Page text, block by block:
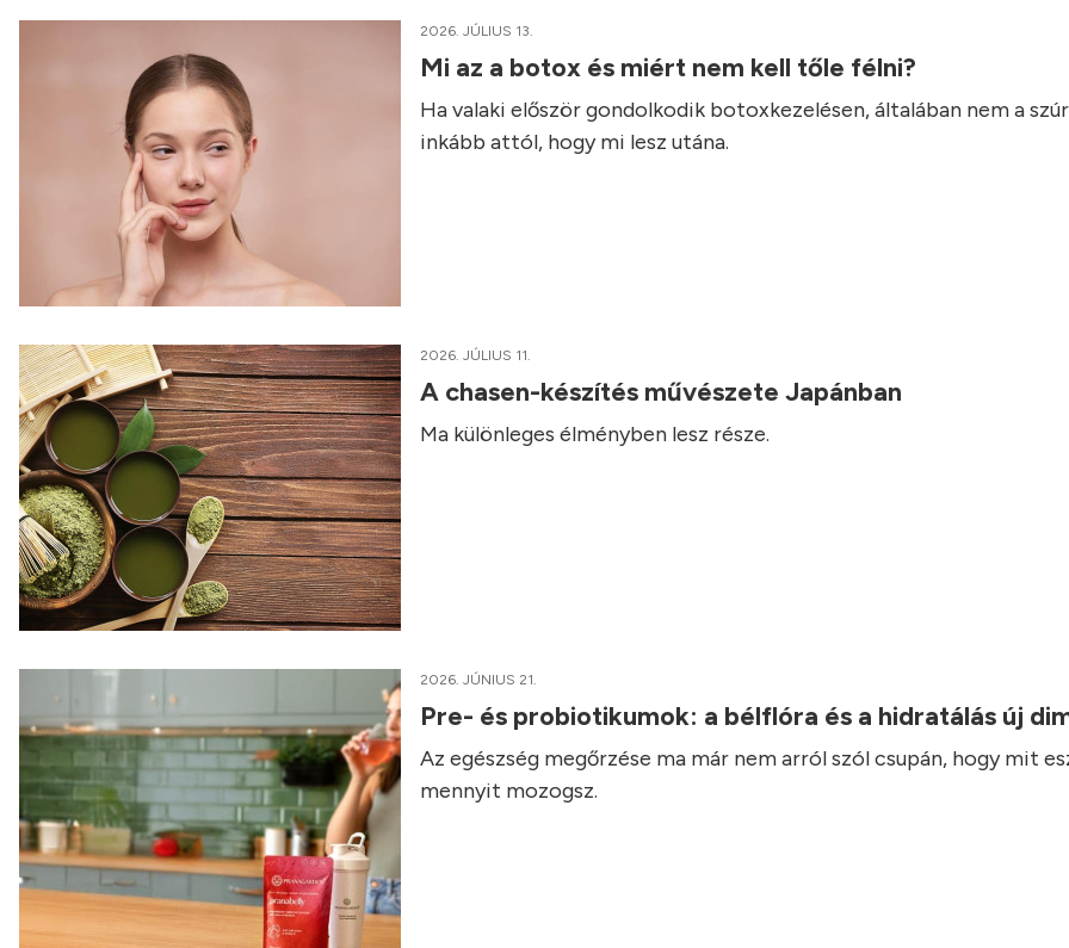
2026. JÚLIUS 13.
Mi az a botox és miért nem kell tőle félni?
Ha valaki először gondolkodik botoxkezelésen, általában nem a
inkább attól, hogy mi lesz utána.
2026. JÚLIUS 11.
A chasen-készítés művészete Japánban
Ma különleges élményben lesz része.
2026. JÚNIUS 21.
Pre- és probiotikumok: a bélflóra és a hidratálás új
Az egészség megőrzése ma már nem arról szól csupán, hogy mit
mennyit mozogsz.